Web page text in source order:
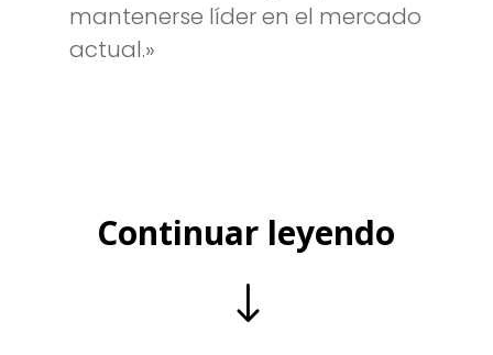
mantenerse líder en el mercado
actual.»
Continuar leyendo
"